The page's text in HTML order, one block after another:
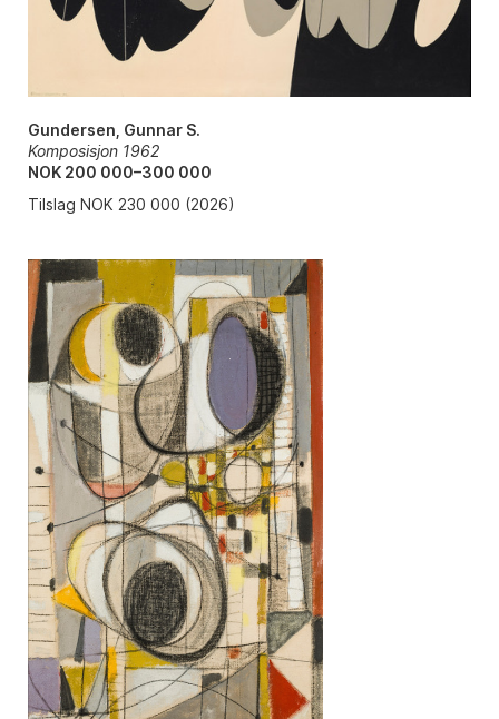
Gundersen, Gunnar S.
Komposisjon 1962
NOK 200 000–300 000
Tilslag NOK 230 000 (2026)